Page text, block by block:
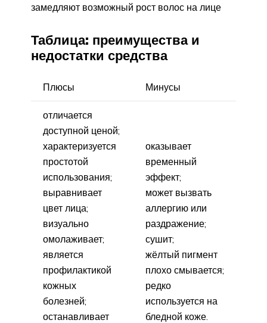
замедляют возможный рост волос на лице
Таблица: преимущества и
недостатки средства
Плюсы Минусы
отличается
доступной ценой;
характеризуется
простотой
использования;
выравнивает
цвет лица;
визуально
омолаживает;
является
профилактикой
кожных
болезней;
останавливает
оказывает
временный
эффект;
может вызвать
аллергию или
раздражение;
сушит;
жёлтый пигмент
плохо смывается;
редко
используется на
бледной коже.